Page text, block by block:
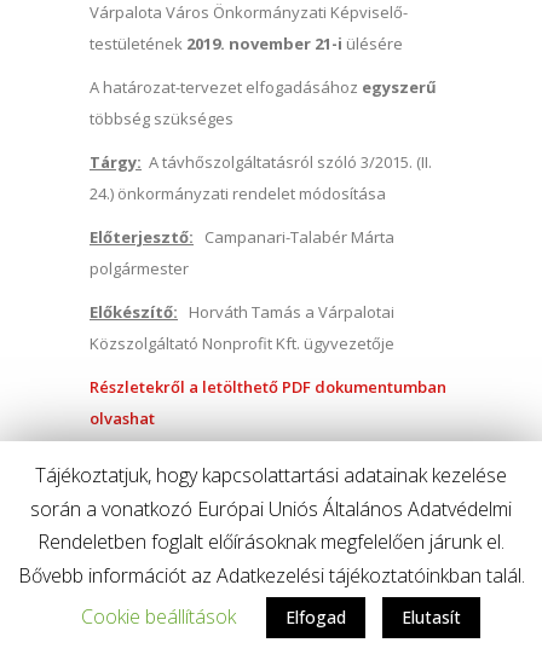
Várpalota Város Önkormányzati Képviselő-
testületének 2019. november 21-i ülésére
A határozat-tervezet elfogadásához egyszerű
többség szükséges
Tárgy: A távhőszolgáltatásról szóló 3/2015. (II.
24.) önkormányzati rendelet módosítása
Előterjesztő: Campanari-Talabér Márta
polgármester
Előkészítő: Horváth Tamás a Várpalotai
Közszolgáltató Nonprofit Kft. ügyvezetője
Részletekről a letölthető PDF dokumentumban
olvashat
Várpalota Város Önkormányzati Képviselő-
testületének2019. november 21-iülésére
A határozat-tervezet elfogadásáhozegyszerű
többség szükséges
Tájékoztatjuk, hogy kapcsolattartási adatainak kezelése
során a vonatkozó Európai Uniós Általános Adatvédelmi
Rendeletben foglalt előírásoknak megfelelően járunk el.
Bővebb információt az Adatkezelési tájékoztatóinkban talál.
Cookie beállítások
Elfogad Elutasít